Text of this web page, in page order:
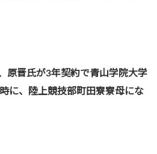
原晋氏が3年契約で青山学院大学
に、陸上競技部町田寮寮母にな